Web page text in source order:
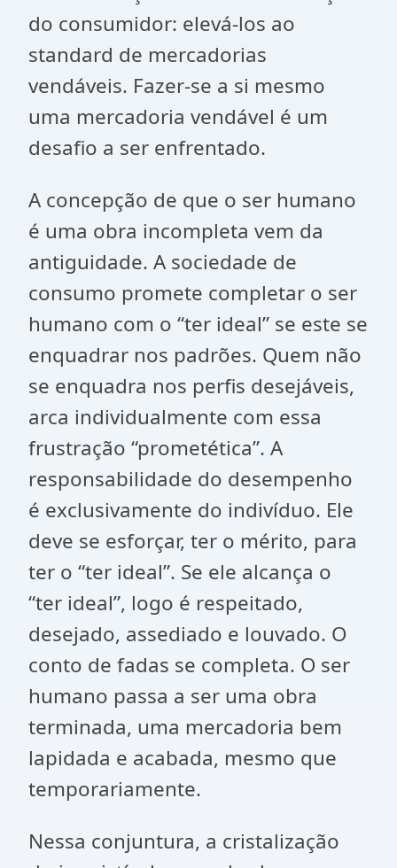
do consumidor: elevá-los ao
standard de mercadorias
vendáveis. Fazer-se a si mesmo
uma mercadoria vendável é um
desafio a ser enfrentado.
A concepção de que o ser humano
é uma obra incompleta vem da
antiguidade. A sociedade de
consumo promete completar o ser
humano com o “ter ideal” se este se
enquadrar nos padrões. Quem não
se enquadra nos perfis desejáveis,
arca individualmente com essa
frustração “prometética”. A
responsabilidade do desempenho
é exclusivamente do indivíduo. Ele
deve se esforçar, ter o mérito, para
ter o “ter ideal”. Se ele alcança o
“ter ideal”, logo é respeitado,
desejado, assediado e louvado. O
conto de fadas se completa. O ser
humano passa a ser uma obra
terminada, uma mercadoria bem
lapidada e acabada, mesmo que
temporariamente.
Nessa conjuntura, a cristalização